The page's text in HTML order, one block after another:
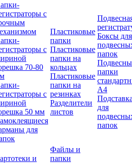
с
с
70-80
с
50 мм
для
Пластиковые
папки
Пластиковые
папки на
кольцах
Пластиковые
папки на
резинках
Разделители
листов
Боксы для
папок
папки
А4
для
папок
и
Файлы и
папки